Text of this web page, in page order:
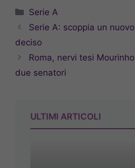
Categorie
Serie A
Serie A: scoppia un
deciso
Roma, nervi tesi
due senatori
ULTIMI ARTICOLI